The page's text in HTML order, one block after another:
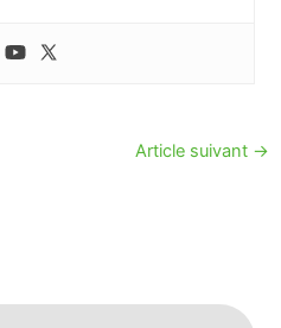
Article suivant →